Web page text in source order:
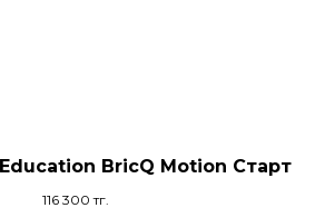
BricQ Motion Старт
116 300 тг.